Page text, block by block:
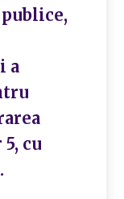
a
cu